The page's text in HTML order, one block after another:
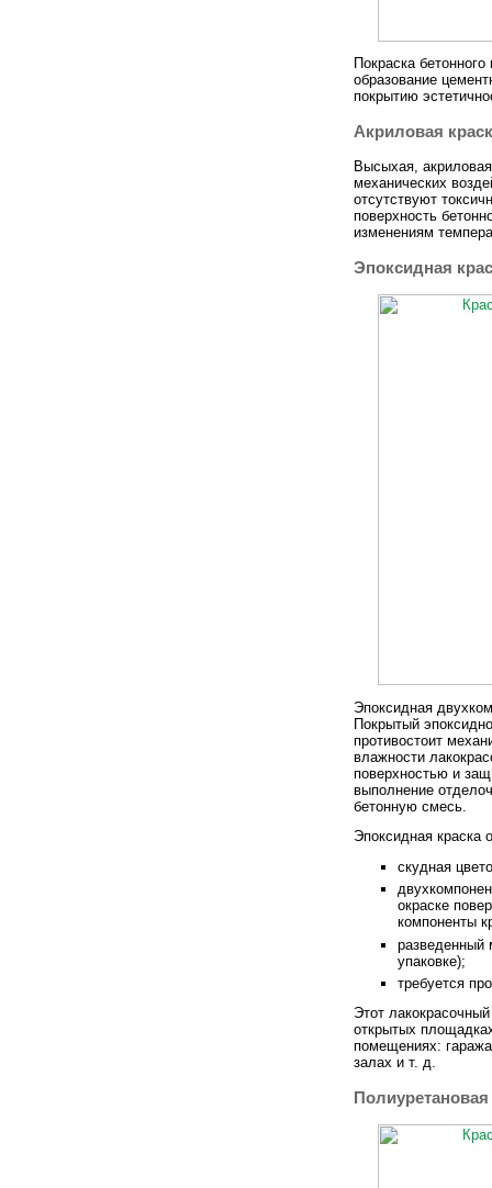
Покраска
образование
покрытию
Акриловая
Высыхая,
механических
отсутствуют
поверхность
изменениям
Эпоксидная
Эпоксидная
Покрытый
противостоит
влажности
поверхностью и
выполнение
бетонную смесь.
Эпоксидная краска
скудная
окраске
компоненты
разведенный
упаковке);
требуется
Этот
открытых
помещениях:
залах и т. д.